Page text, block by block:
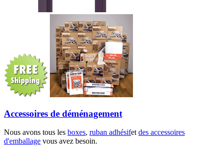
Accessoires de déménagement
Nous avons tous les boxes, ruban adhésifetdes accessoires
d'emballage vous avez besoin.